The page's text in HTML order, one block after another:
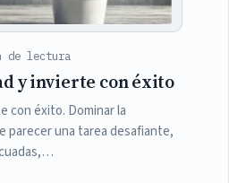
de lectura
y invierte con éxito
con éxito. Dominar la
parecer una tarea desafiante,